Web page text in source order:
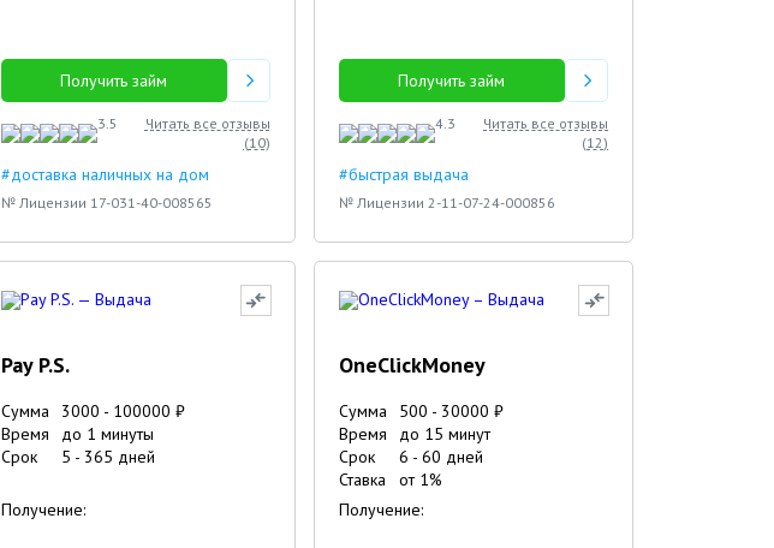
Получить займ
3.5
Читать все отзывы
(10)
#доставка наличных на дом
№ Лицензии 17-031-40-008565
Получить займ
4.3
Читать все отзывы
(12)
#быстрая выдача
№ Лицензии 2-11-07-24-000856
Pay P.S.
Сумма 3000 - 100000 ₽
Время
до 1 минуты
Срок
5 - 365 дней
Получение:
OneClickMoney
Сумма 500 - 30000 ₽
Время
до 15 минут
Срок
6 - 60 дней
Ставка
от 1%
Получение: